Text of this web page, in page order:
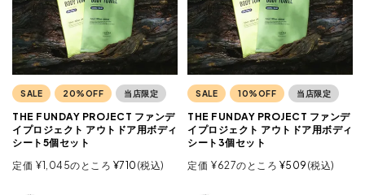
SALE 20%OFF 当店限定
THE FUNDAY PROJECT ファンデ
イプロジェクト アウトドア用ボディ
シート5個セット
定価 ¥1,045のところ ¥710 税込
SALE 10%OFF 当店限定
THE FUNDAY PROJECT ファンデ
イプロジェクト アウトドア用ボディ
シート3個セット
定価 ¥627のところ ¥509 税込